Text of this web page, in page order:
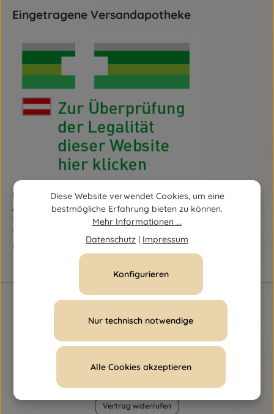
Eingetragene Versandapotheke
Bundesamt für Sicherheit im Gesundheitswesen (BASG)
AGES-Medizinmarktaufsicht (AGES MEA)
Traisengasse 5, A-1200 Wien
Tel.:
E-Mail:
fernabsatz@ages.at
Vertrag widerrufen
Diese Website verwendet Cookies, um eine
bestmögliche Erfahrung bieten zu können.
Mehr Informationen ...
Datenschutz | Impressum
Nur technisch notwendige
Konfigurieren
Alle Cookies akzeptieren